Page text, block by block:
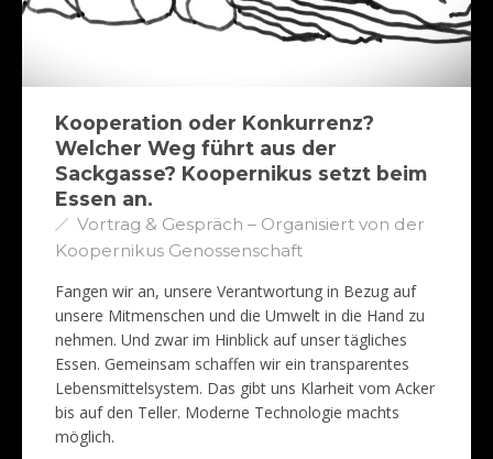
Kooperation oder Konkurrenz?
Welcher Weg führt aus der
Sackgasse? Koopernikus setzt beim
Essen an.
Vortrag & Gespräch – Organisiert von der
Koopernikus Genossenschaft
Fangen wir an, unsere Verantwortung in Bezug auf
unsere Mitmenschen und die Umwelt in die Hand zu
nehmen. Und zwar im Hinblick auf unser tägliches
Essen. Gemeinsam schaffen wir ein transparentes
Lebensmittelsystem. Das gibt uns Klarheit vom Acker
bis auf den Teller. Moderne Technologie machts
möglich.